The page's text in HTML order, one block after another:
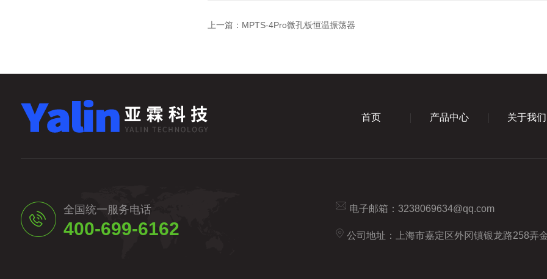
上一篇： MPTS-4Pro微孔板恒温振荡器
首页 产品中心 关于我们
全国统一服务电话
400-699-6162
电子邮箱：3238069634@qq.com
公司地址：上海市嘉定区外冈镇银龙路258弄